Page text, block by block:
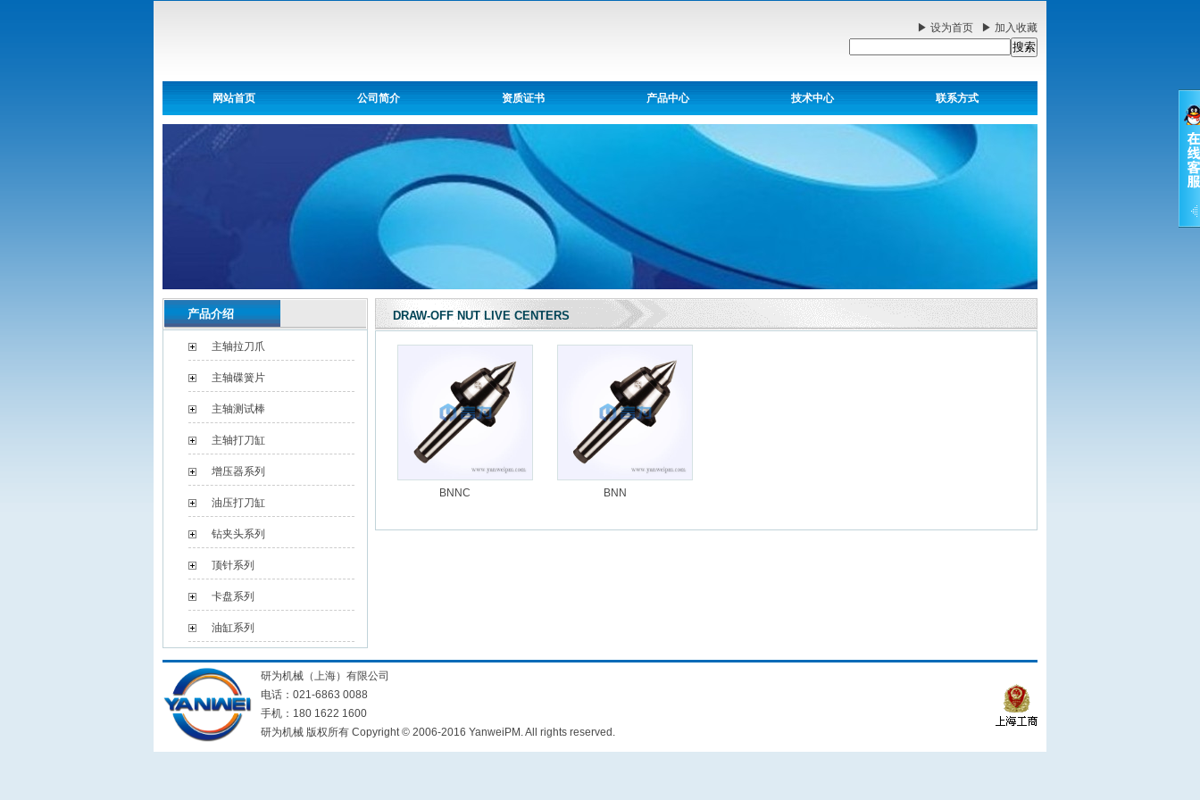
▶ 设为首页 ▶ 加入收藏
网站首页 公司简介 资质证书 产品中心 技术中心 联系方式
DRAW-OFF NUT LIVE CENTERS
BNNC BNN
产品介绍
主轴拉刀爪
主轴碟簧片
主轴测试棒
主轴打刀缸
增压器系列
油压打刀缸
钻夹头系列
顶针系列
卡盘系列
油缸系列
研为机械（上海）有限公司
电话：021-6863 0088
手机：180 1622 1600
研为机械 版权所有 Copyright © 2006-2016 YanweiPM. All rights reserved.